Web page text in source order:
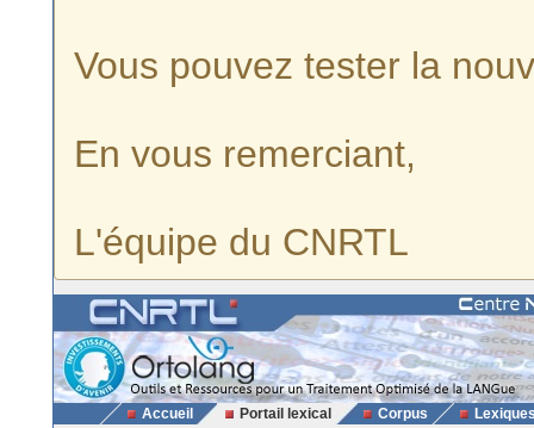
Vous pouvez tester la
En vous remerciant,
L'équipe du CNRTL
Accueil Portail lexical Corpus